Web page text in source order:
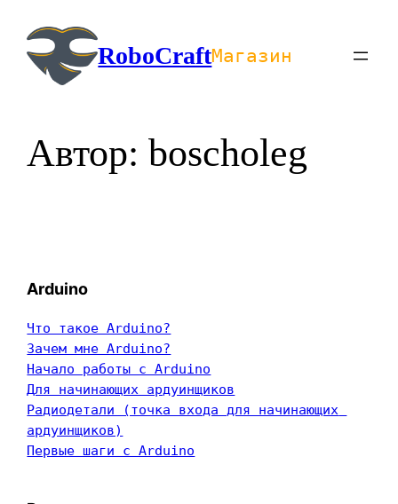
содержимомуRoboCraftМагазин
Автор:boscholeg
Arduino
Что такое Arduino?
Зачем мне Arduino?
Начало работы с Arduino
Для начинающих ардуинщиков
Радиодетали (точка входа для начинающих
ардуинщиков)
Первые шаги с Arduino